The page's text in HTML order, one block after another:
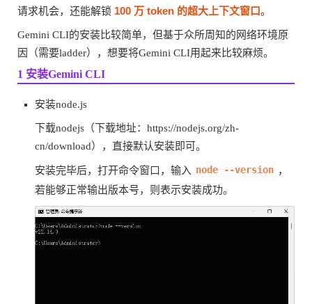
请求机会，还能解锁 100 万 token 的超大上下文窗口。
Gemini CLI的安装比较简单，但基于众所周知的网络环境原
因（需要ladder），想要将Gemini CLI用起来比较麻烦。
1 安装Gemini CLI
安装node.js
下载nodejs（下载地址：https://nodejs.org/zh-
cn/download），直接默认安装即可。
安装完毕后，打开命令窗口，输入 node --version ，
若能够正常输出版本号，则表示安装成功。